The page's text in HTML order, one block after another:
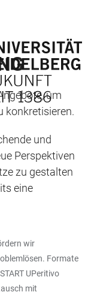
um
konkretisieren.
und
Perspektiven
zu gestalten
eine
wir
Formate
UPeritivo
mit